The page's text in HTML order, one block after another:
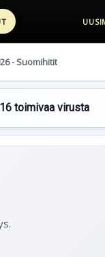
- Suomihitit
toimivaa virusta